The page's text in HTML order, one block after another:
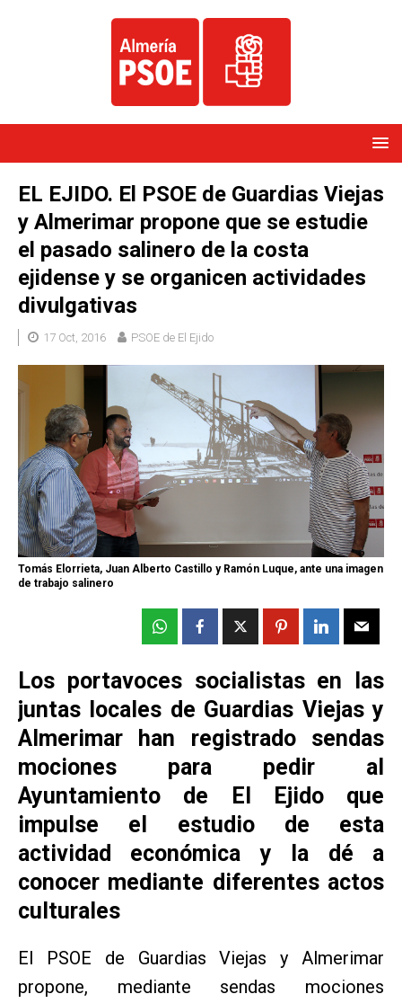
EL EJIDO. El PSOE de Guardias Viejas
y Almerimar propone que se estudie
el pasado salinero de la costa
ejidense y se organicen actividades
divulgativas
17 Oct, 2016 PSOE de El Ejido
Tomás Elorrieta, Juan Alberto Castillo y Ramón Luque, ante una imagen
de trabajo salinero
Los portavoces socialistas en las
juntas locales de Guardias Viejas y
Almerimar han registrado sendas
mociones para pedir al
Ayuntamiento de El Ejido que
impulse el estudio de esta
actividad económica y la dé a
conocer mediante diferentes actos
culturales
El PSOE de Guardias Viejas y Almerimar
propone, mediante sendas mociones